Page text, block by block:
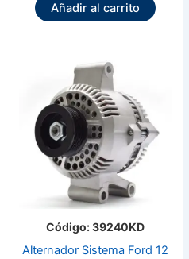
Añadir al carrito
Código: 39240KD
Alternador Sistema Ford 12